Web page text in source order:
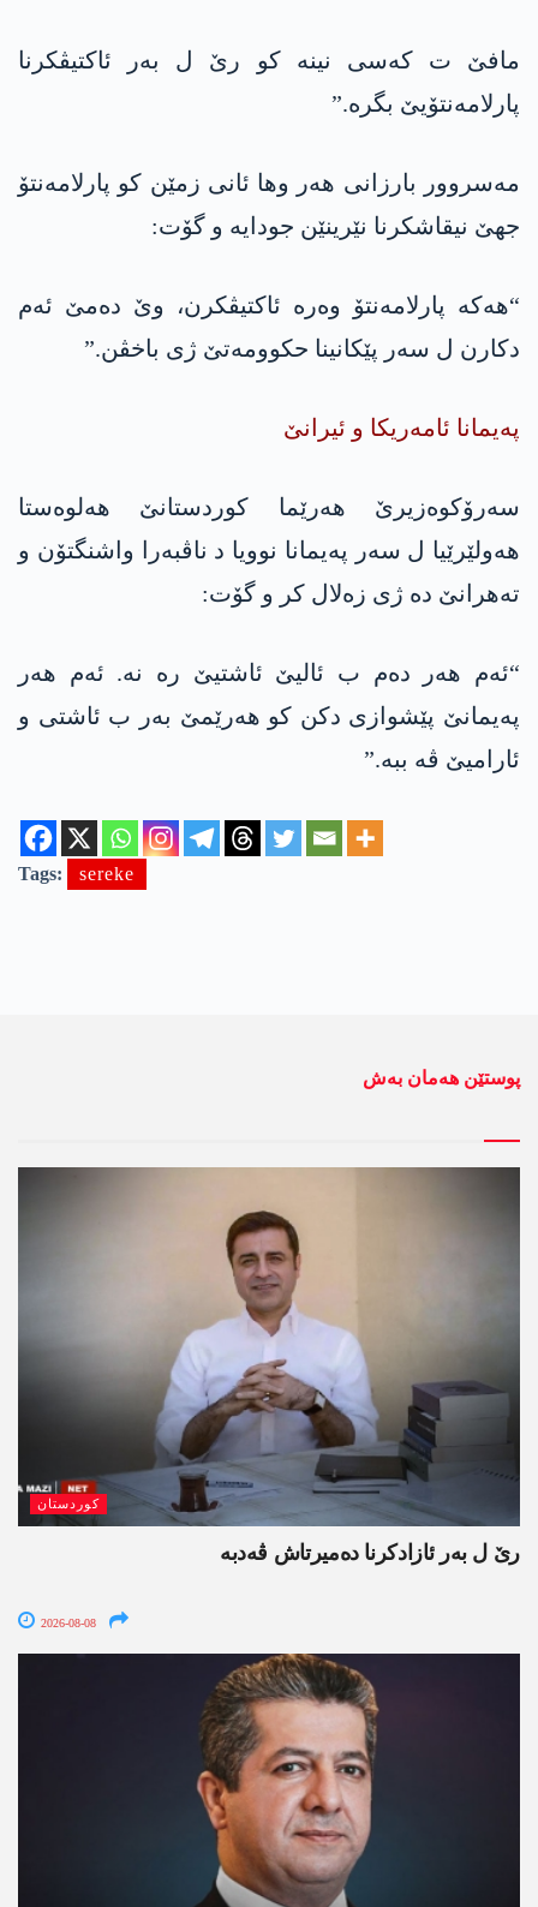
مافێ ت کەسی نینە کو رێ ل بەر ئاکتیڤکرنا
پارلامەنتۆیێ بگرە.”
مەسروور بارزانی ھەر وھا ئانی زمێن کو پارلامەنتۆ
جھێ نیقاشکرنا نێرینێن جودایە و گۆت:
“ھەکە پارلامەنتۆ وەرە ئاکتیڤکرن، وێ دەمێ ئەم
دکارن ل سەر پێکانینا حکوومەتێ ژی باخڤن.”
پەیمانا ئامەریکا و ئیرانێ
سەرۆکوەزیرێ ھەرێما کوردستانێ ھەلوەستا
ھەولێرێیا ل سەر پەیمانا نوویا د ناڤبەرا واشنگتۆن و
تەھرانێ دە ژی زەلال کر و گۆت:
“ئەم ھەر دەم ب ئالیێ ئاشتیێ رە نە. ئەم ھەر
پەیمانێ پێشوازی دکن کو ھەرێمێ بەر ب ئاشتی و
ئارامیێ ڤە ببە.”
Tags: sereke
پوستێن ھەمان بەش
کوردستان
رێ ل بەر ئازادکرنا دەمیرتاش ڤەدبە
2026-08-08